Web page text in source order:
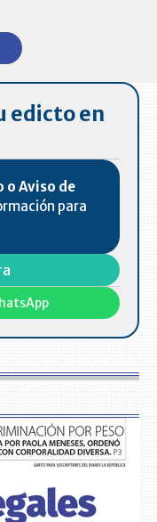
edicto en
o Aviso de
para